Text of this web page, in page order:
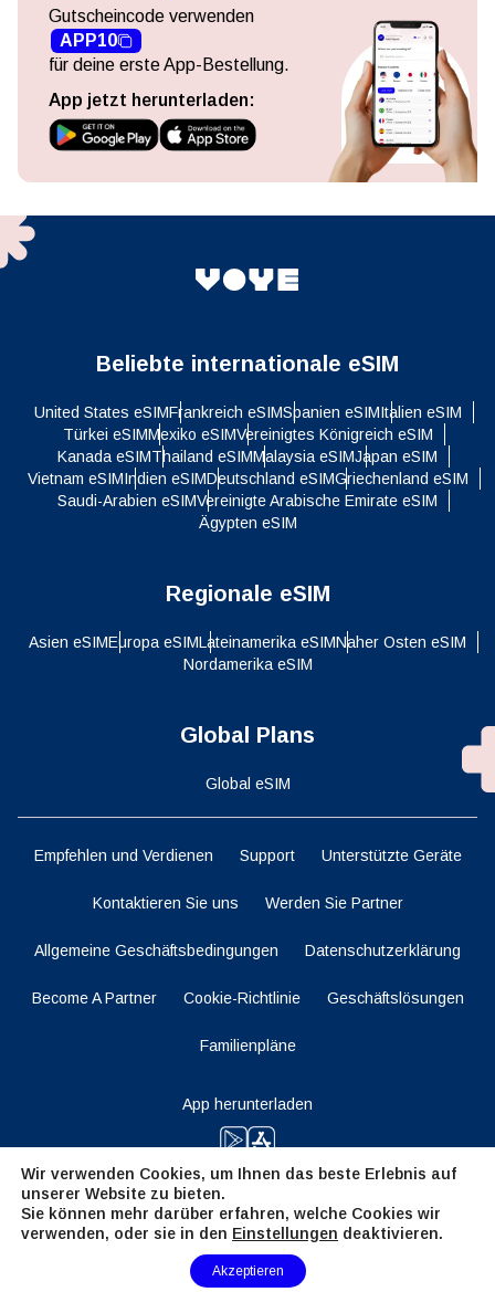
Gutscheincode verwenden
APP10
für deine erste App-Bestellung.
App jetzt herunterladen:
Beliebte internationale eSIM
United States eSIMFrankreich eSIMSpanien eSIMItalien eSIM
Türkei eSIMMexiko eSIMVereinigtes Königreich eSIM
Kanada eSIMThailand eSIMMalaysia eSIMJapan eSIM
Vietnam eSIMIndien eSIMDeutschland eSIMGriechenland eSIM
Saudi-Arabien eSIMVereinigte Arabische Emirate eSIM
Ägypten eSIM
Regionale eSIM
Asien eSIMEuropa eSIMLateinamerika eSIMNaher Osten eSIM
Nordamerika eSIM
Global Plans
Global eSIM
Empfehlen und Verdienen Support Unterstützte Geräte
Kontaktieren Sie uns Werden Sie Partner
Allgemeine Geschäftsbedingungen Datenschutzerklärung
Become A Partner Cookie-Richtlinie Geschäftslösungen
Familienpläne
App herunterladen
Bleiben Sie dran
Wir verwenden Cookies, um Ihnen das beste Erlebnis auf
unserer Website zu bieten.
Sie können mehr darüber erfahren, welche Cookies wir
verwenden, oder sie in den Einstellungen deaktivieren.
Akzeptieren